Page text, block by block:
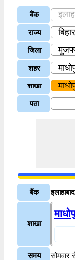
बैंक
राज्य
जिला
शहर
शाखा
पता
बैंक
शाखा
समय